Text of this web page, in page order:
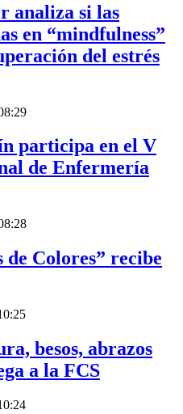
analiza si las
en “mindfulness”
del estrés
participa en el V
de Enfermería
Colores” recibe
besos, abrazos
a la FCS